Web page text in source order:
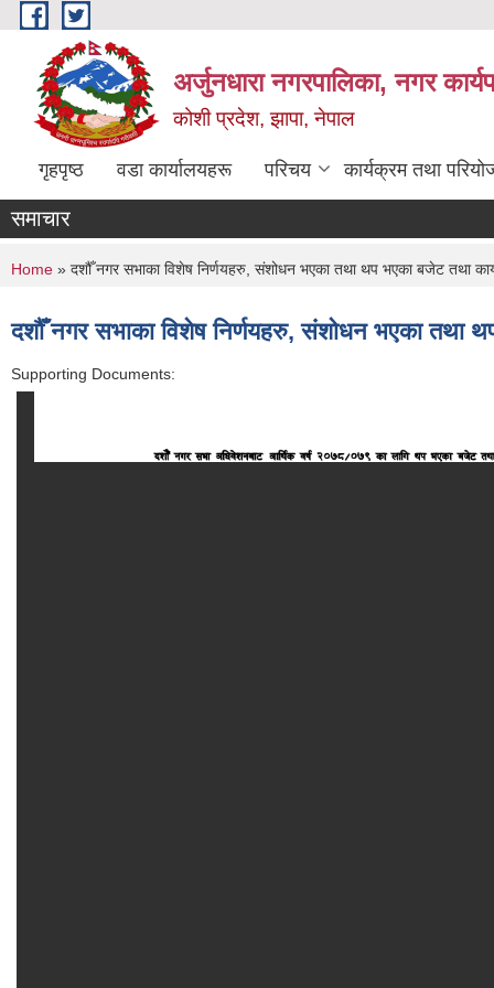
Skip to main content
अर्जुनधारा नगरपालिका, नगर
कोशी प्रदेश, झापा, नेपाल
गृहपृष्ठ वडा कार्यालयहरू परिचय कार्यक्रम तथा
समाचार
You are here
Home » दशौँ नगर सभाका विशेष निर्णयहरु, संशोधन भएका तथा थप भएका बजेट तथा
दशौँ नगर सभाका विशेष निर्णयहरु, संशोधन भएका तथा
Supporting Documents: